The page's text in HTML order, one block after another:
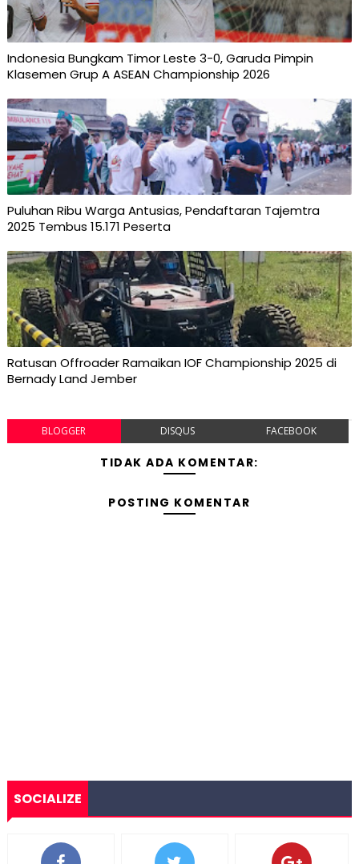
Indonesia Bungkam Timor Leste 3-0, Garuda Pimpin
Klasemen Grup A ASEAN Championship 2026
Puluhan Ribu Warga Antusias, Pendaftaran Tajemtra
2025 Tembus 15.171 Peserta
Ratusan Offroader Ramaikan IOF Championship 2025 di
Bernady Land Jember
BLOGGER DISQUS FACEBOOK
TIDAK ADA KOMENTAR:
POSTING KOMENTAR
SOCIALIZE